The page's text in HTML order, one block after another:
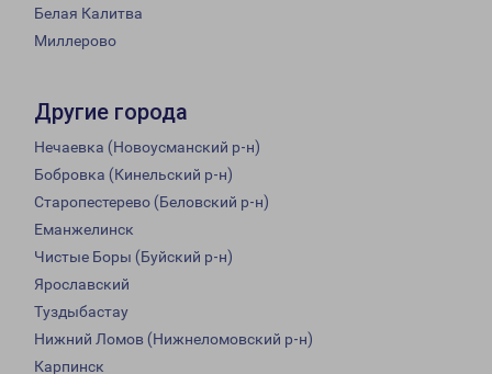
Белая Калитва
Миллерово
Другие города
Нечаевка (Новоусманский р-н)
Бобровка (Кинельский р-н)
Старопестерево (Беловский р-н)
Еманжелинск
Чистые Боры (Буйский р-н)
Ярославский
Туздыбастау
Нижний Ломов (Нижнеломовский р-н)
Карпинск